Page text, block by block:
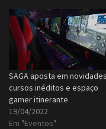
SAGA aposta em
cursos inéditos e espaço
gamer itinerante
19/04/2022
Em "Eventos"